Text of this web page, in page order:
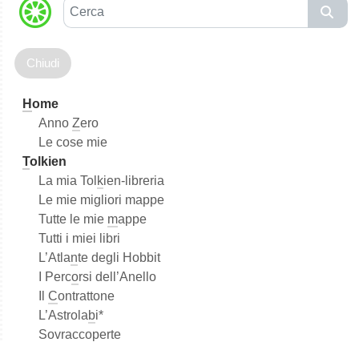
C
e
c
Home
Anno Zero
Le cose mie
Tolkien
La mia Tol kien-libreria
Le mie migliori mappe
Tutte le mie mappe
Tutti i miei libri
L’Atlante degli Hobbit
I Percorsi dell’Anello
Contrattone
L’Astrolabi*
Sovraccoperte